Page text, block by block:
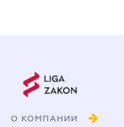
О КОМПАНИИ